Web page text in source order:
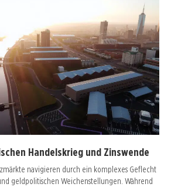
Handelskrieg und Zinswende
navigieren durch ein komplexes Geflecht
geldpolitischen Weichenstellungen. Während